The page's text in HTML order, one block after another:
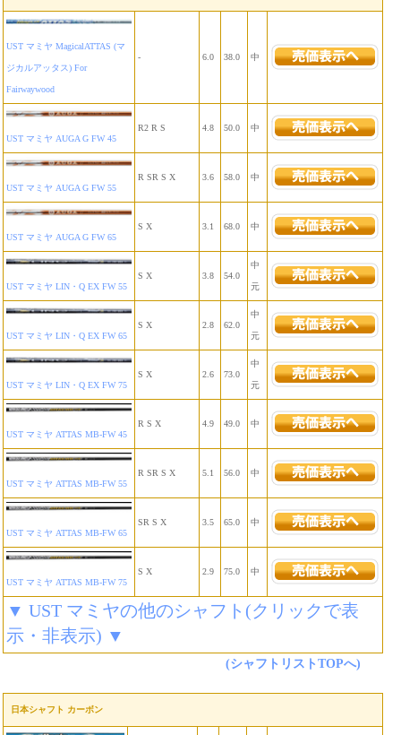
UST マミヤ MagicalATTAS (マ
ジカルアッタス) For
Fairwaywood
- 6.0 38.0 中
UST マミヤ AUGA G FW 45
R2 R S 4.8 50.0 中
UST マミヤ AUGA G FW 55
R SR S X 3.6 58.0 中
UST マミヤ AUGA G FW 65
S X 3.1 68.0 中
UST マミヤ LIN・Q EX FW 55
S X 3.8 54.0
中
元
UST マミヤ LIN・Q EX FW 65
S X 2.8 62.0
中
元
UST マミヤ LIN・Q EX FW 75
S X 2.6 73.0
中
元
UST マミヤ ATTAS MB-FW 45
R S X 4.9 49.0 中
UST マミヤ ATTAS MB-FW 55
R SR S X 5.1 56.0 中
UST マミヤ ATTAS MB-FW 65
SR S X 3.5 65.0 中
UST マミヤ ATTAS MB-FW 75
S X 2.9 75.0 中
▼ UST マミヤの他のシャフト(クリックで表
示・非表示) ▼
(シャフトリストTOPへ)
日本シャフト カーボン